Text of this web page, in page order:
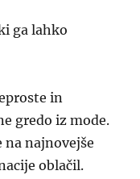
ga lahko
in
gredo iz mode.
na najnovejše
oblačil.